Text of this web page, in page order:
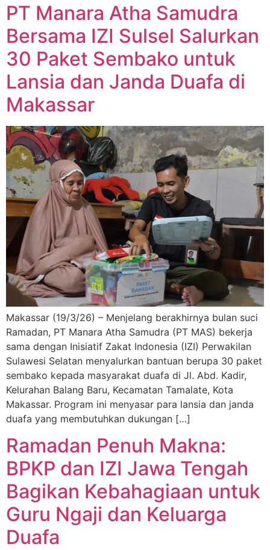
PT Manara Atha Samudra
Bersama IZI Sulsel Salurkan
30 Paket Sembako untuk
Lansia dan Janda Duafa di
Makassar
Makassar (19/3/26) – Menjelang berakhirnya bulan suci
Ramadan, PT Manara Atha Samudra (PT MAS) bekerja
sama dengan Inisiatif Zakat Indonesia (IZI) Perwakilan
Sulawesi Selatan menyalurkan bantuan berupa 30 paket
sembako kepada masyarakat duafa di Jl. Abd. Kadir,
Kelurahan Balang Baru, Kecamatan Tamalate, Kota
Makassar. Program ini menyasar para lansia dan janda
duafa yang membutuhkan dukungan […]
Ramadan Penuh Makna:
BPKP dan IZI Jawa Tengah
Bagikan Kebahagiaan untuk
Guru Ngaji dan Keluarga
Duafa